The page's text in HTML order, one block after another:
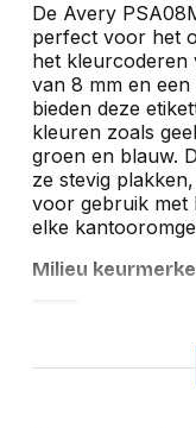
De Avery
perfect voor het
het kleurcoderen
van 8 mm en
bieden deze
kleuren zoals
groen en blauw.
ze stevig
voor gebruik met
elke
Milieu